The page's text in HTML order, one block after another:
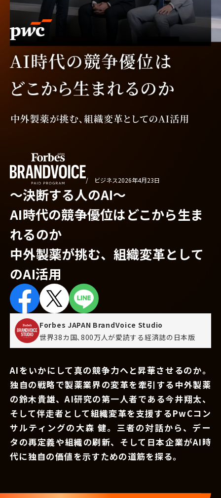
/ ビジネス2026年4月23日
〜決断する人のAI〜
AI時代の競争優位はどこから生ま
れるのか
中外製薬が挑む、組織変革として
のAI活用
Forbes JAPAN BrandVoice Studio
世界38カ国､800万人が愛読する 経済誌の日本版
AIをいかにして真の競争力へと昇華させるのか。
独自の戦略で製薬業界の変革を牽引する中外製薬
の鈴木貴雄、AI研究の第一人者である今井翔太、
そして伴走者として組織変革を支援するPwCコン
サルティングの大森 健。三者の対話から、デー
タの再定義や組織の刷新、そして日本企業がAI時
代に独自の価値を示すための道筋を探る。